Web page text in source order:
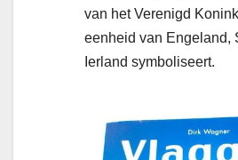
van het Verenigd
eenheid van Engeland,
Ierland symboliseert.